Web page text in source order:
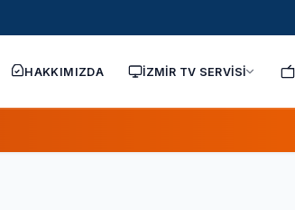
HAKKIMIZDA İZMİR TV SERVİSİ